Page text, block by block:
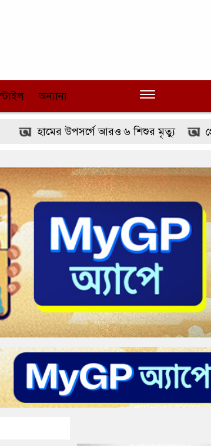
অন্যান্য
উপসর্গে আরও ৬ শিশুর মৃত্যু প্রেক্ষাগৃহের